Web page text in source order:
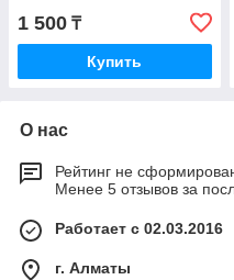
1 500 ₸
Купить
О нас
Рейтинг не
Менее 5 отзывов за
Работает с 02.03.2016
г. Алматы